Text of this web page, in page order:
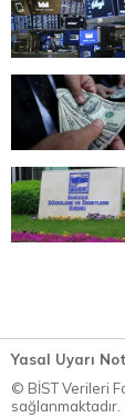
Yasal Uyarı
© BİST Verileri
sağlanmaktadır.